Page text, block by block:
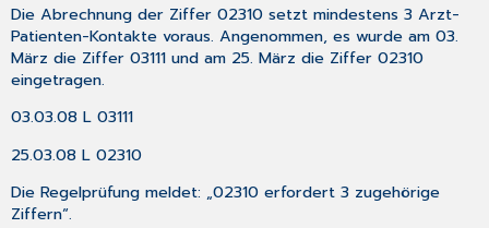
Die Abrechnung der Ziffer 02310 setzt mindestens 3 Arzt-
Patienten-Kontakte voraus. Angenommen, es wurde am 03.
März die Ziffer 03111 und am 25. März die Ziffer 02310
eingetragen.
03.03.08 L 03111
25.03.08 L 02310
Die Regelprüfung meldet: „02310 erfordert 3 zugehörige
Ziffern“.